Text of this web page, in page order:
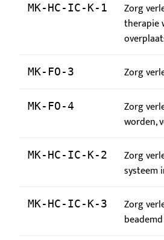
MK-HC-IC-K-1
Zorg
therapie
MK-FO-3 Zorg
MK-FO-4
Zorg
worden,
MK-HC-IC-K-2
Zorg
systeem
MK-HC-IC-K-3
Zorg
beademd